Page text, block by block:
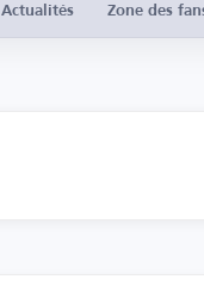
Actualités Zone des